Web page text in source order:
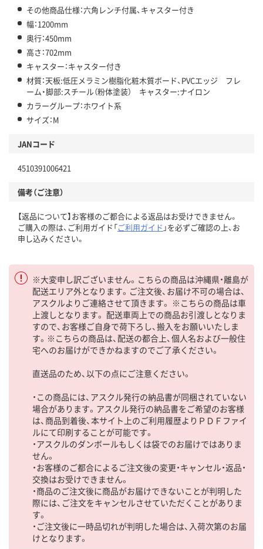
その他商品仕様：六角レンチ付属、キャスター付き
幅：1200mm
奥行：450mm
高さ：702mm
キャスター：キャスター付き
材質：天板:低圧メラミン樹脂化粧木質ボード、PVCエッジ フレ
ーム・脚部:スチール（粉体塗装） キャスター:ナイロン
カラーグループ：ホワイト系
サイズ：M
JANコード
4510391006421
備考（ご注意）
【返品について】お客様のご都合による返品はお受けできません。
ご購入の際は、ご利用ガイド「ご利用ガイド 」を必ずご確認の上、お
申し込みください。
※大変申し訳ございません。こちらの商品は沖縄県・離島が
配送エリア外となります。ご注文後、お届け不可の場合は、
アスクルよりご連絡させて頂きます。 ※こちらの商品は車
上渡しとなります。 配送車両上での商品お引渡しとなりま
すので、お客様ご自身で荷下ろし、搬入をお願いいたしま
す。※こちらの商品は、配送の都合上、個人名および一般住
宅へのお届けができかねますのでご了承ください。
直送品のため、以下の点にご注意ください。
・この商品には、アスクル発行の納品書が同梱されていない
場合があります。アスクル発行の納品書をご希望のお客様
は、商品到着後、本サイト上のご利用履歴よりＰＤＦファイ
ルにて印刷することが可能です。
・アスクルのダンボールもしくは袋でのお届けではありま
せん。
・お客様のご都合によるご注文後の変更・キャンセル・返品・
交換はお受けできません。
・商品のご注文後に商品がお届けできないことが判明した
際には、ご注文をキャンセルさせていただくことがありま
す。
・ご注文後に一時品切れが判明した場合は、入荷次第のお届
けとなります。